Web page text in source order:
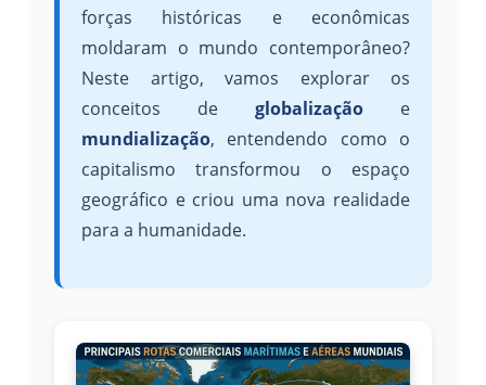
forças históricas e econômicas
moldaram o mundo contemporâneo?
Neste artigo, vamos explorar os
conceitos de globalização e
mundialização, entendendo como o
capitalismo transformou o espaço
geográfico e criou uma nova realidade
para a humanidade.